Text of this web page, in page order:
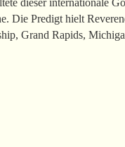
dieser internationale
Die Predigt hielt
Grand Rapids,